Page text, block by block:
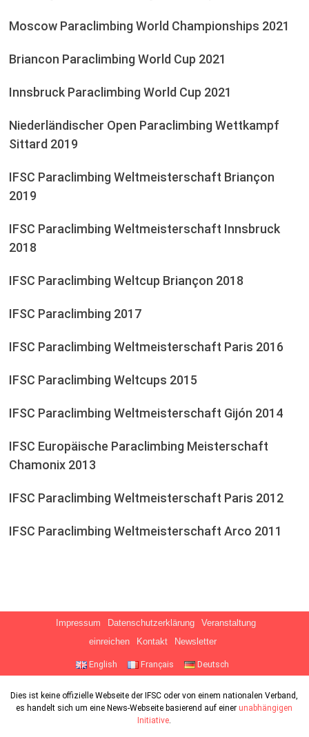
Moscow Paraclimbing World Championships 2021
Briancon Paraclimbing World Cup 2021
Innsbruck Paraclimbing World Cup 2021
Niederländischer Open Paraclimbing Wettkampf
Sittard 2019
IFSC Paraclimbing Weltmeisterschaft Briançon
2019
IFSC Paraclimbing Weltmeisterschaft Innsbruck
2018
IFSC Paraclimbing Weltcup Briançon 2018
IFSC Paraclimbing 2017
IFSC Paraclimbing Weltmeisterschaft Paris 2016
IFSC Paraclimbing Weltcups 2015
IFSC Paraclimbing Weltmeisterschaft Gijón 2014
IFSC Europäische Paraclimbing Meisterschaft
Chamonix 2013
IFSC Paraclimbing Weltmeisterschaft Paris 2012
IFSC Paraclimbing Weltmeisterschaft Arco 2011
Impressum Datenschutzerklärung
Veranstaltung
einreichen
Kontakt Newsletter
English Français Deutsch
Dies ist keine offizielle Webseite der IFSC oder von einem nationalen Verband,
es handelt sich um eine News-Webseite basierend auf einer unabhängigen
Initiative.